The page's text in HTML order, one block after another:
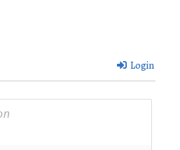
Login